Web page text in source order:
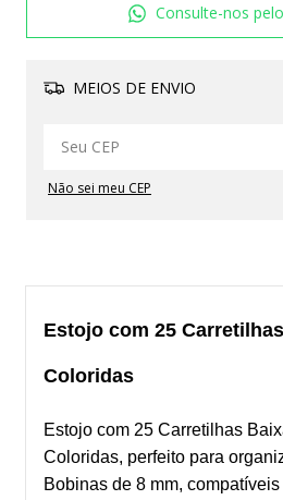
Consulte-nos
MEIOS DE ENVIO
Não sei meu CEP
Estojo com 25
Coloridas
Estojo com 25 Carretilhas
Coloridas, perfeito para
Bobinas de 8 mm,